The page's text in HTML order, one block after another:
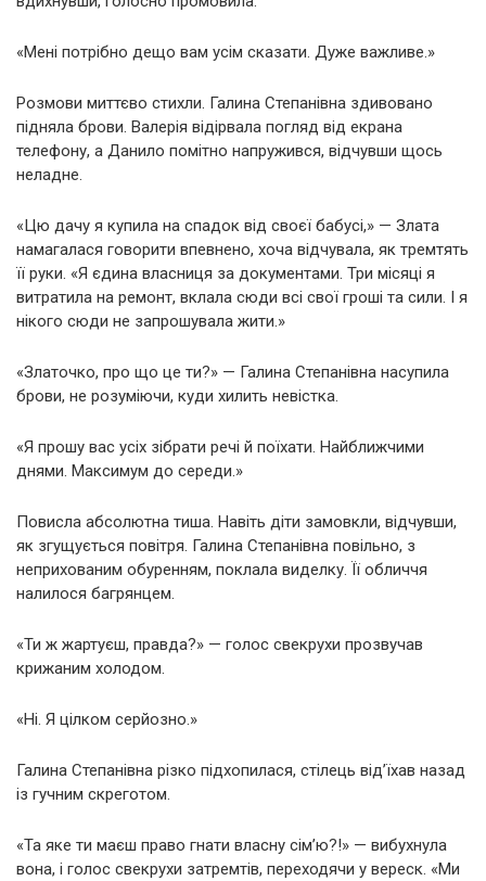
«Мені потрібно дещо вам усім сказати. Дуже важливе.»
Розмови миттєво стихли. Галина Степанівна здивовано
підняла брови. Валерія відірвала погляд від екрана
телефону, а Данило помітно напружився, відчувши щось
неладне.
«Цю дачу я купила на спадок від своєї бабусі,» — Злата
намагалася говорити впевнено, хоча відчувала, як тремтять
її руки. «Я єдина власниця за документами. Три місяці я
витратила на ремонт, вклала сюди всі свої гроші та сили. І я
нікого сюди не запрошувала жити.»
«Златочко, про що це ти?» — Галина Степанівна насупила
брови, не розуміючи, куди хилить невістка.
«Я прошу вас усіх зібрати речі й поїхати. Найближчими
днями. Максимум до середи.»
Повисла абсолютна тиша. Навіть діти замовкли, відчувши,
як згущується повітря. Галина Степанівна повільно, з
неприхованим обуренням, поклала виделку. Її обличчя
налилося багрянцем.
«Ти ж жартуєш, правда?» — голос свекрухи прозвучав
крижаним холодом.
«Ні. Я цілком серйозно.»
Галина Степанівна різко підхопилася, стілець від’їхав назад
із гучним скреготом.
«Та яке ти маєш право гнати власну сім’ю?!» — вибухнула
вона, і голос свекрухи затремтів, переходячи у вереск. «Ми